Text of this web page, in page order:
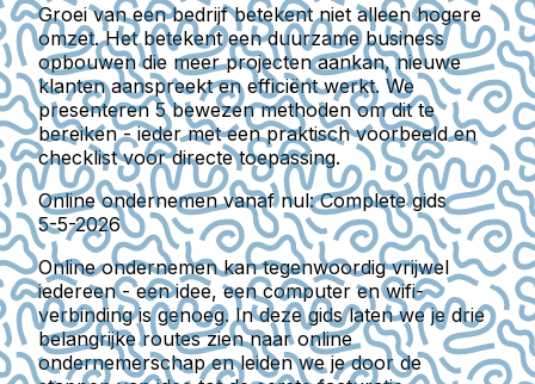
Groei van een bedrijf betekent niet alleen hogere
omzet. Het betekent een duurzame business
opbouwen die meer projecten aankan, nieuwe
klanten aanspreekt en efficiënt werkt. We
presenteren 5 bewezen methoden om dit te
bereiken - ieder met een praktisch voorbeeld en
checklist voor directe toepassing.
Online ondernemen vanaf nul: Complete gids
5-5-2026
Online ondernemen kan tegenwoordig vrijwel
iedereen - een idee, een computer en wifi-
verbinding is genoeg. In deze gids laten we je drie
belangrijke routes zien naar online
ondernemerschap en leiden we je door de